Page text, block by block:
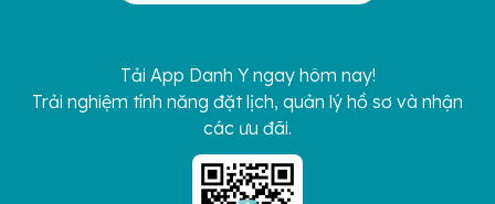
Tải App Danh Y ngay hôm nay!
Trải nghiệm tính năng đặt lịch, quản lý hồ sơ và nhận
các ưu đãi.